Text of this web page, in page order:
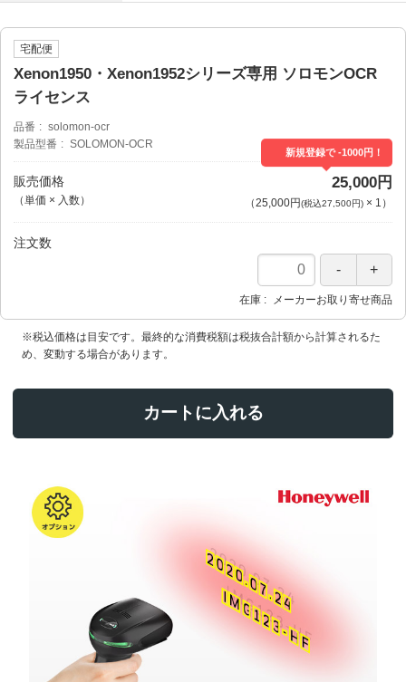
宅配便
Xenon1950・Xenon1952シリーズ専用 ソロモンOCR
ライセンス
品番
solomon-ocr
製品型番
SOLOMON-OCR
販売価格
（単価 × 入数）
新規登録で -1000円！
25,000円
（25,000円(税込27,500円)× 1 ）
注文数
在庫 メーカーお取り寄せ商品
※税込価格は目安です。最終的な消費税額は税抜合計額から計算されるた
め、変動する場合があります。
カートに入れる